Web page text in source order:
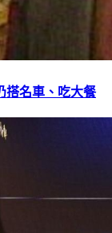
搭名車、吃大餐